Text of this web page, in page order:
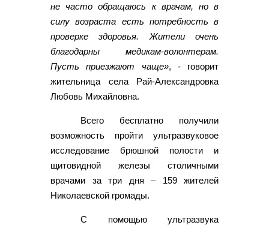
не часто обращаюсь к врачам, но в
силу возраста есть потребность в
проверке здоровья. Жители очень
благодарны медикам-волонтерам.
Пусть приезжают чаще», - говорит
жительница села Рай-Александровка
Любовь Михайловна.
Всего бесплатно получили
возможность пройти ультразвуковое
исследование брюшной полости и
щитовидной железы столичными
врачами за три дня – 159 жителей
Николаевской громады.
С помощью ультразвука